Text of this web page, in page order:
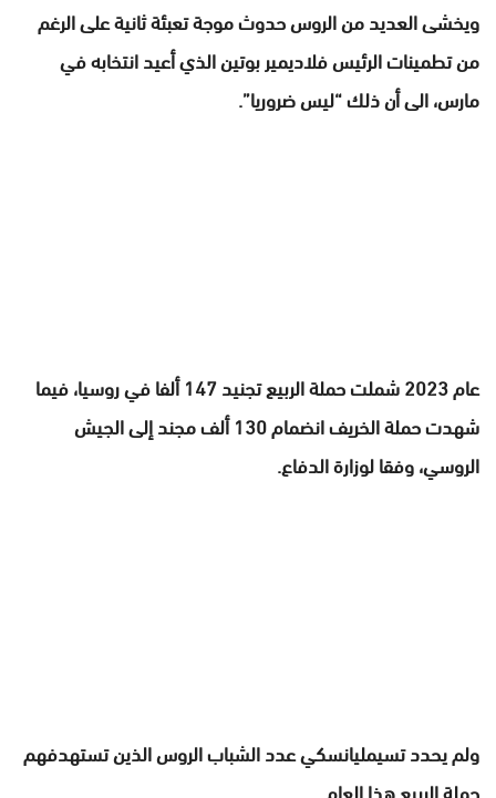
ويخشى العديد من الروس حدوث موجة تعبئة ثانية على الرغم
من تطمينات الرئيس فلاديمير بوتين الذي أعيد انتخابه في
مارس، الى أن ذلك “ليس ضروريا”.
عام 2023 شملت حملة الربيع تجنيد 147 ألفا في روسيا، فيما
شهدت حملة الخريف انضمام 130 ألف مجند إلى الجيش
الروسي، وفقا لوزارة الدفاع.
ولم يحدد تسيمليانسكي عدد الشباب الروس الذين تستهدفهم
حملة الربيع هذا العام.